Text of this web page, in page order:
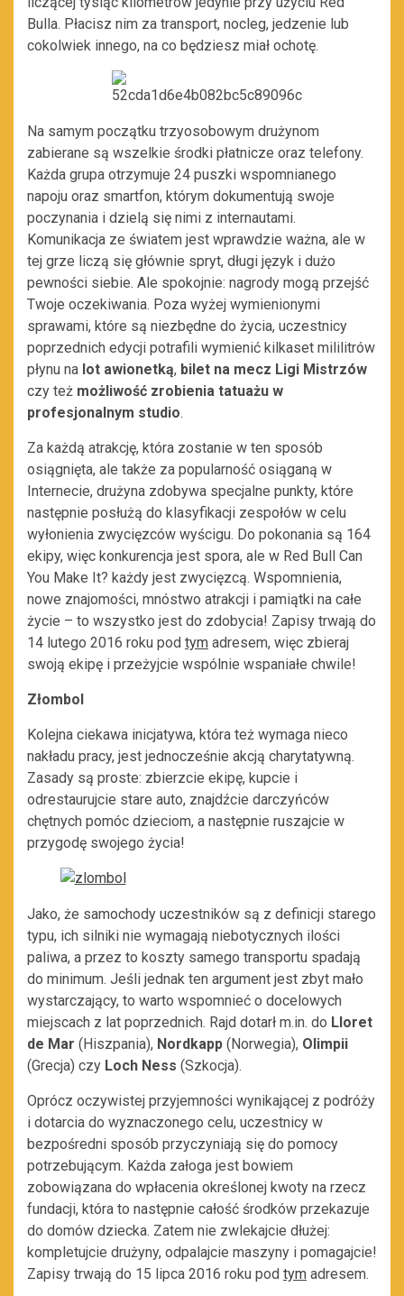
Bulla. Płacisz nim za transport, nocleg, jedzenie lub
cokolwiek innego, na co będziesz miał ochotę.
Na samym początku trzyosobowym drużynom
zabierane są wszelkie środki płatnicze oraz telefony.
Każda grupa otrzymuje 24 puszki wspomnianego
napoju oraz smartfon, którym dokumentują swoje
poczynania i dzielą się nimi z internautami.
Komunikacja ze światem jest wprawdzie ważna, ale w
tej grze liczą się głównie spryt, długi język i dużo
pewności siebie. Ale spokojnie: nagrody mogą przejść
Twoje oczekiwania. Poza wyżej wymienionymi
sprawami, które są niezbędne do życia, uczestnicy
poprzednich edycji potrafili wymienić kilkaset mililitrów
płynu na lot awionetką, bilet na mecz Ligi Mistrzów
czy też możliwość zrobienia tatuażu w
profesjonalnym studio.
Za każdą atrakcję, która zostanie w ten sposób
osiągnięta, ale także za popularność osiąganą w
Internecie, drużyna zdobywa specjalne punkty, które
następnie posłużą do klasyfikacji zespołów w celu
wyłonienia zwycięzców wyścigu. Do pokonania są 164
ekipy, więc konkurencja jest spora, ale w Red Bull Can
You Make It? każdy jest zwycięzcą. Wspomnienia,
nowe znajomości, mnóstwo atrakcji i pamiątki na całe
życie – to wszystko jest do zdobycia! Zapisy trwają do
14 lutego 2016 roku pod tym adresem, więc zbieraj
swoją ekipę i przeżyjcie wspólnie wspaniałe chwile!
Złombol
Kolejna ciekawa inicjatywa, która też wymaga nieco
nakładu pracy, jest jednocześnie akcją charytatywną.
Zasady są proste: zbierzcie ekipę, kupcie i
odrestaurujcie stare auto, znajdźcie darczyńców
chętnych pomóc dzieciom, a następnie ruszajcie w
przygodę swojego życia!
Jako, że samochody uczestników są z definicji starego
typu, ich silniki nie wymagają niebotycznych ilości
paliwa, a przez to koszty samego transportu spadają
do minimum. Jeśli jednak ten argument jest zbyt mało
wystarczający, to warto wspomnieć o docelowych
miejscach z lat poprzednich. Rajd dotarł m.in. do Lloret
de Mar (Hiszpania), Nordkapp (Norwegia), Olimpii
(Grecja) czy Loch Ness (Szkocja).
Oprócz oczywistej przyjemności wynikającej z podróży
i dotarcia do wyznaczonego celu, uczestnicy w
bezpośredni sposób przyczyniają się do pomocy
potrzebującym. Każda załoga jest bowiem
zobowiązana do wpłacenia określonej kwoty na rzecz
fundacji, która to następnie całość środków przekazuje
do domów dziecka. Zatem nie zwlekajcie dłużej:
kompletujcie drużyny, odpalajcie maszyny i pomagajcie!
Zapisy trwają do 15 lipca 2016 roku pod tym adresem.